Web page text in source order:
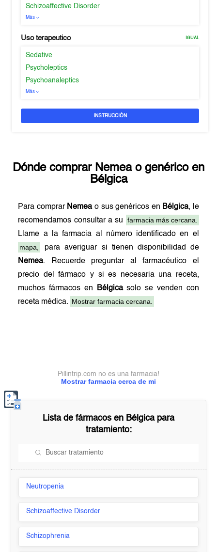
Schizoaffective Disorder
Más
Uso terapeutico IGUAL
Sedative
Psycholeptics
Psychoanaleptics
Más
INSTRUCCIÓN
Dónde comprar Nemeao genérico en
Bélgica
Para comprar Nemeao sus genéricos en Bélgica, le
recomendamos consultar a su
farmacia más cercana.
Llame a la farmacia al número identificado en el
mapa,
para averiguar si tienen disponibilidad de
Nemea. Recuerde preguntar al farmacéutico el
precio del fármaco y si es necesaria una receta,
muchos fármacos en
Bélgicasolo se venden con
receta médica. Mostrar farmacia cercana.
Mostrar farmacia cerca de mi
Pillintrip.com no es una farmacia!
Lista de fármacos en Bélgicapara
tratamiento:
Neutropenia
Schizoaffective Disorder
Schizophrenia